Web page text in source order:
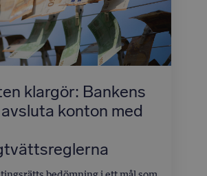
klargör: Bankens
konton med